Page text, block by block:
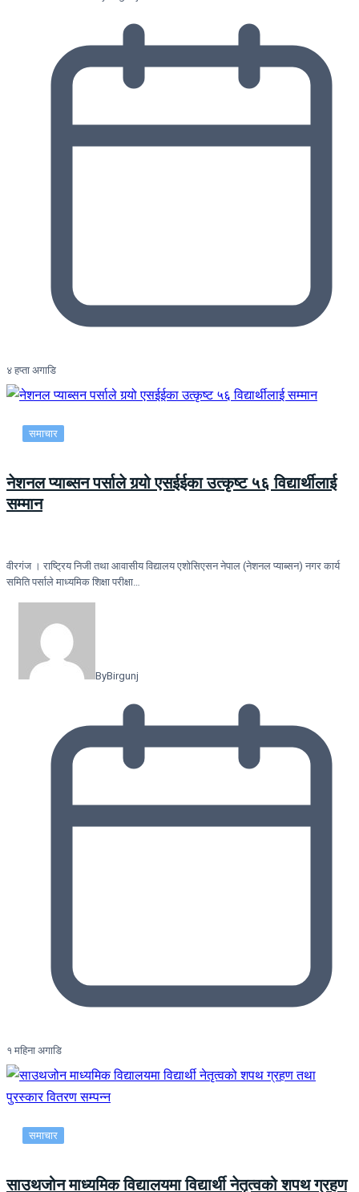
४ हप्ता अगाडि
समाचार
नेशनल प्याब्सन पर्साले गर्‍यो एसईईका उत्कृष्ट ५६ विद्यार्थीलाई
सम्मान
वीरगंज । राष्ट्रिय निजी तथा आवासीय विद्यालय एशोसिएसन नेपाल (नेशनल प्याब्सन) नगर कार्य
समिति पर्साले माध्यमिक शिक्षा परीक्षा…
ByBirgunj
१ महिना अगाडि
समाचार
साउथजोन माध्यमिक विद्यालयमा विद्यार्थी नेतृत्वको शपथ ग्रहण